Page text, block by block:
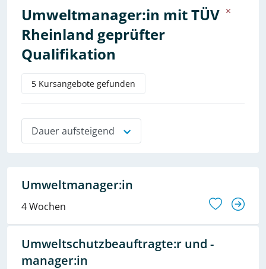
Umweltmanager:in mit TÜV
Rheinland geprüfter
Qualifikation
5 Kursangebote gefunden
Dauer aufsteigend
Umweltmanager:in
4 Wochen
Umweltschutzbeauftragte:r und -
manager:in